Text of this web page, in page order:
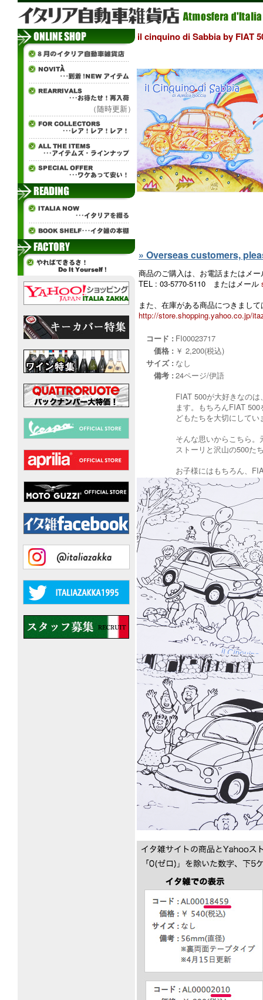
（随時更新）
il cinquino di Sabbia by FIAT
» Overseas customers,
商品のご購入は、お電話またはメ
TEL : 03-5770-5110 またはメール
また、在庫がある商品につきまし
http://store.shopping.yahoo.co.jp/
コード : FI00023717
価格 : ￥ 2,200(税込)
サイズ : なし
備考 : 24ページ/伊語
FIAT 500が大好きなの
ます。もちろんFIAT
どもたちを大切にしてい
そんな思いからこちら
ストーリと沢山の500た
お子様にはもちろん、